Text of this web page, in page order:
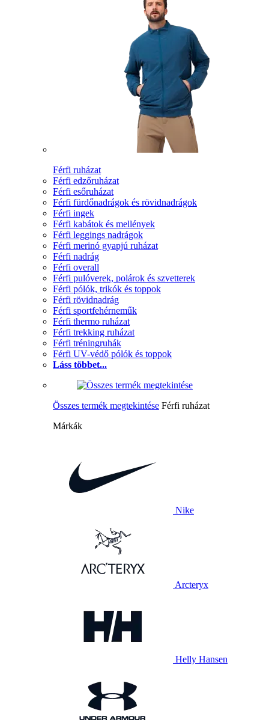
Férfi ruházat
Férfi edzőruházat
Férfi esőruházat
Férfi fürdőnadrágok és rövidnadrágok
Férfi ingek
Férfi kabátok és mellények
Férfi leggings nadrágok
Férfi merinó gyapjú ruházat
Férfi nadrág
Férfi overall
Férfi pulóverek, polárok és szvetterek
Férfi pólók, trikók és toppok
Férfi rövidnadrág
Férfi sportfehérneműk
Férfi thermo ruházat
Férfi trekking ruházat
Férfi tréningruhák
Férfi UV-védő pólók és toppok
Láss többet...
Összes termék megtekintése Férfi ruházat
Márkák
Nike
Arcteryx
Helly Hansen